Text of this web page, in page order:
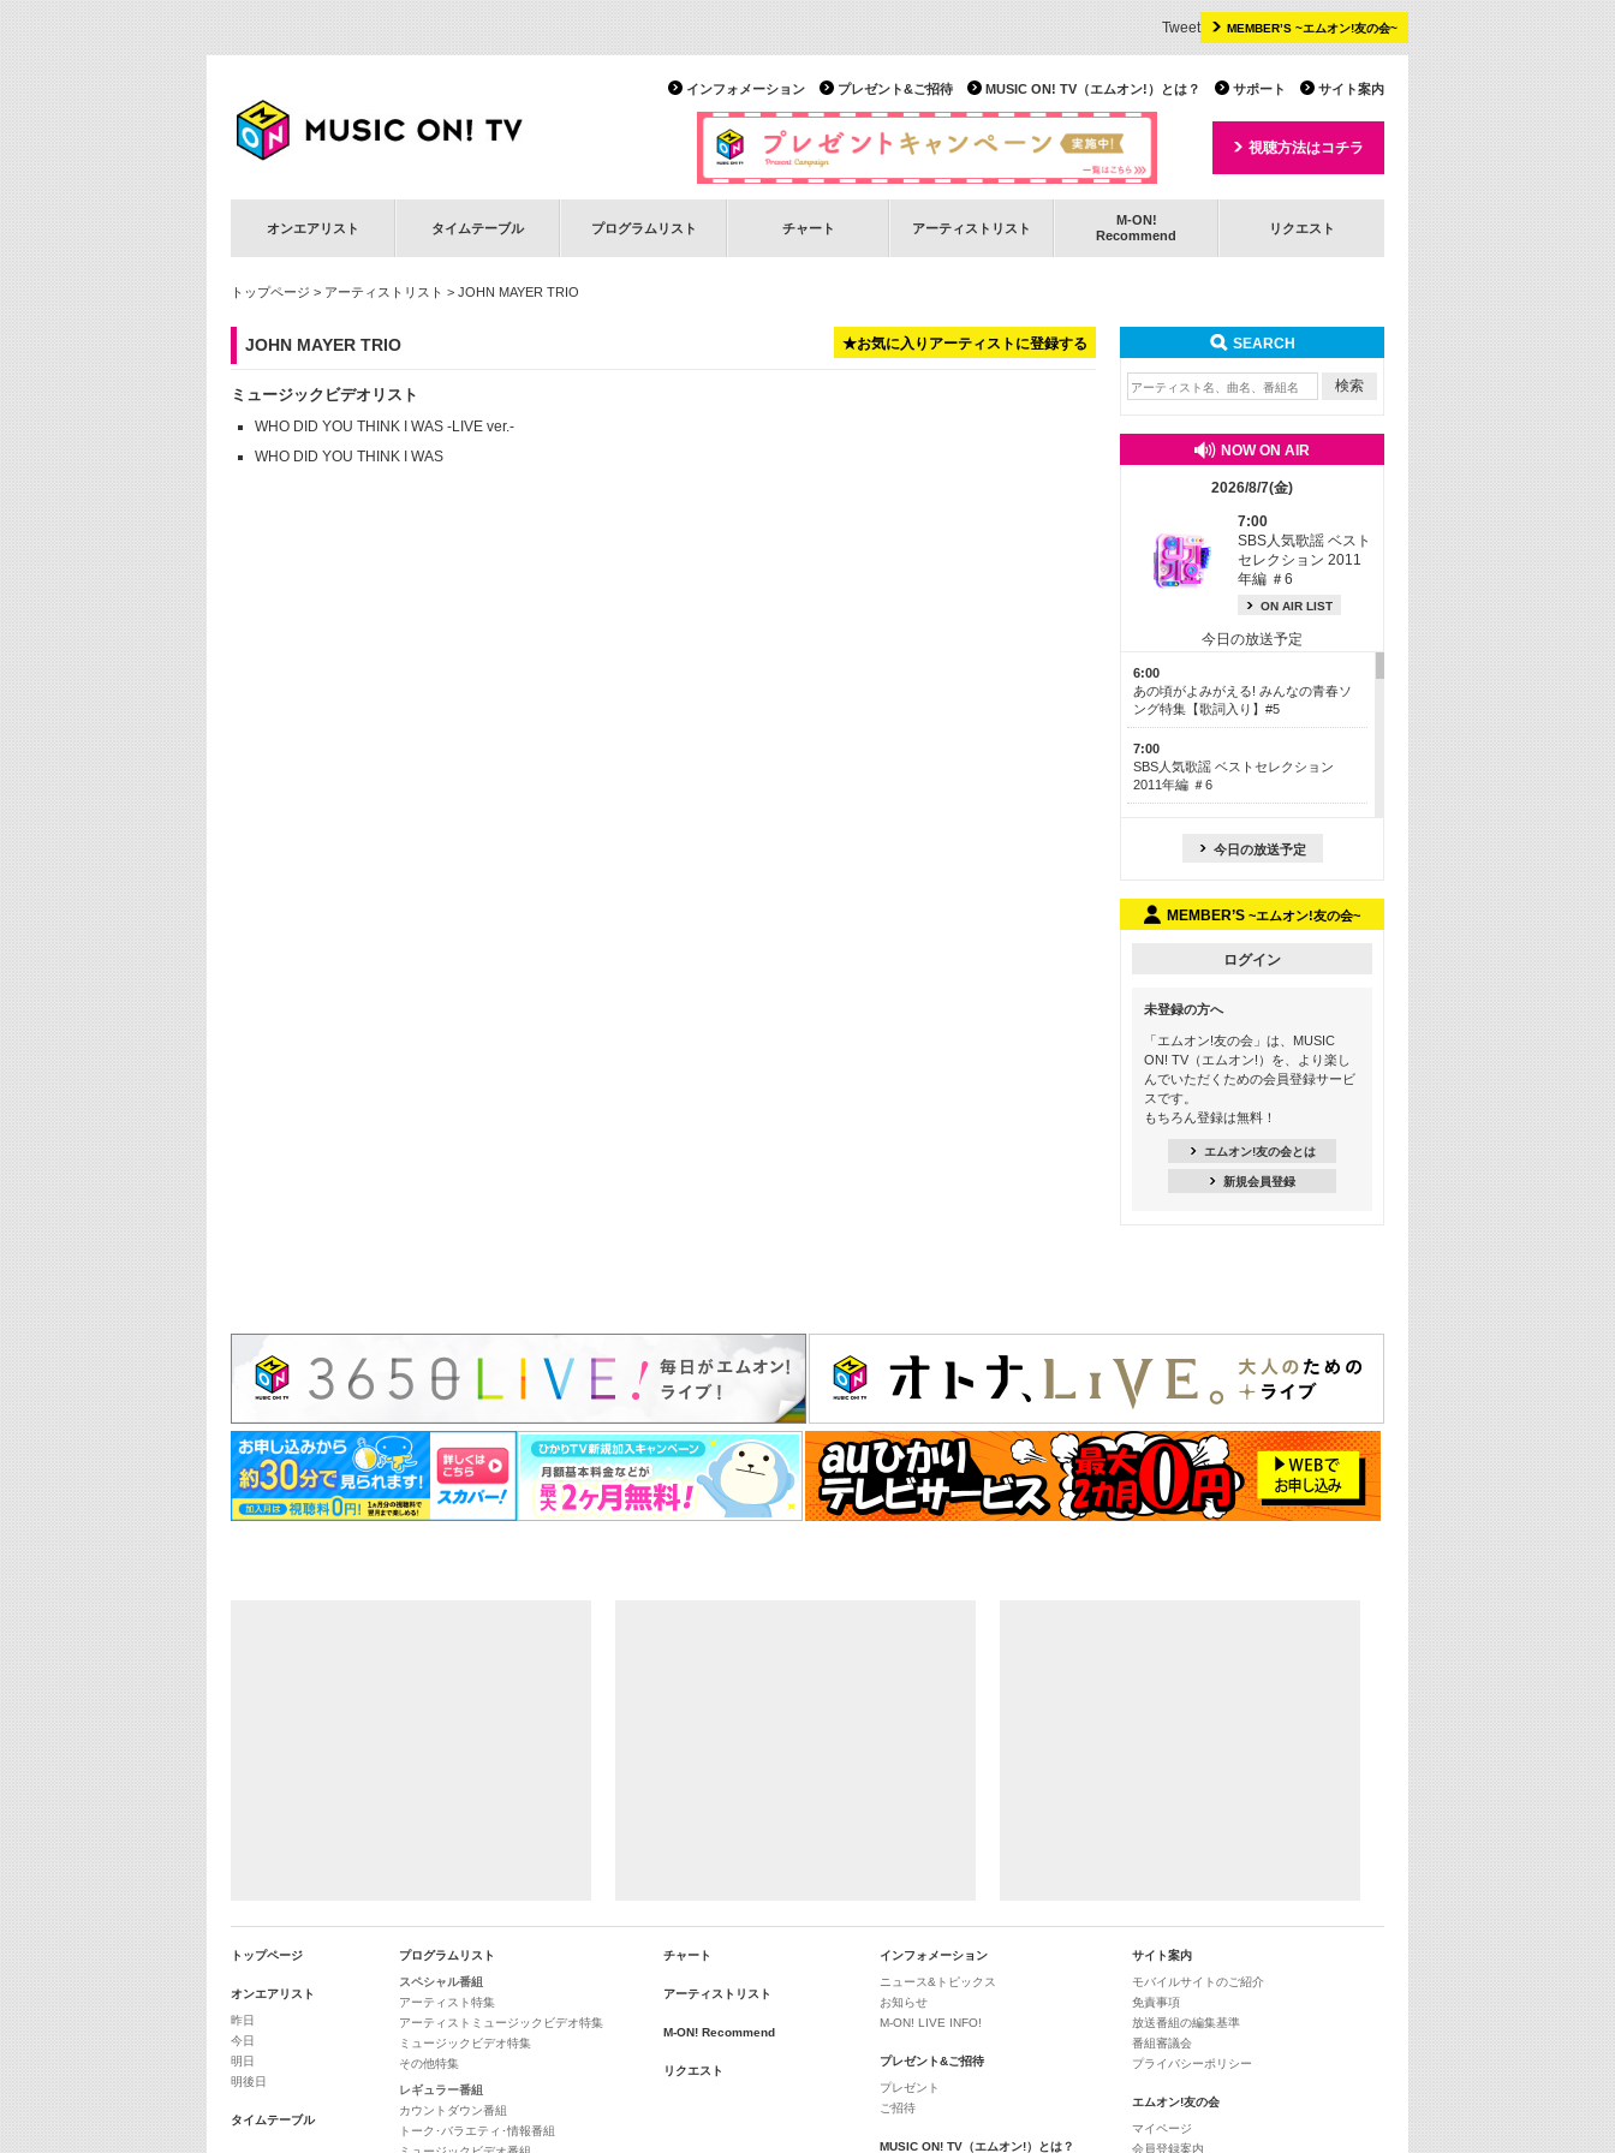
MEMBER’S ~エムオン!友の会~
Tweet
サイト案内
サポート
MUSIC ON! TV（エムオン!）とは？
プレゼント&ご招待
インフォメーション
視聴方法はコチラ
オンエアリスト タイムテーブル プログラムリスト チャート アーティストリスト
M-ON!
Recommend
リクエスト
トップページ > アーティストリスト > JOHN MAYER TRIO
★お気に入りアーティストに登録する
JOHN MAYER TRIO
ミュージックビデオリスト
WHO DID YOU THINK I WAS -LIVE ver.-
WHO DID YOU THINK I WAS
SEARCH
NOW ON AIR
2026/8/7(金)
7:00
SBS人気歌謡 ベスト
セレクション 2011
年編 ＃6
ON AIR LIST
今日の放送予定
6:00
あの頃がよみがえる! みんなの青春ソ
ング特集【歌詞入り】#5
7:00
SBS人気歌謡 ベストセレクション
2011年編 ＃6
今も昔も愛される鉄板カラオケメドレ
ー【歌詞入り】 一挙5時間！
13:30
Apple Music カウントダウン 20
16:30
あのころK-POPヒッツ! 2018→2021年
18:30
M-ON! Countdown K
23:00
SUPER EIGHT特集
24:00
25:00
エムオン! ヒッツ
26:00
今日の放送予定
MEMBER’S ~エムオン!友の会~
ログイン
未登録の方へ
「エムオン!友の会」は、MUSIC
ON! TV（エムオン!）を、より楽し
んでいただくための会員登録サービ
スです。
もちろん登録は無料！
エムオン!友の会とは
新規会員登録
トップページ
オンエアリスト
昨日
今日
明日
明後日
タイムテーブル
プログラムリスト
スペシャル番組
アーティスト特集
アーティストミュージックビデオ特集
ミュージックビデオ特集
その他特集
レギュラー番組
カウントダウン番組
トーク･バラエティ･情報番組
チャート
アーティストリスト
M-ON! Recommend
リクエスト
インフォメーション
ニュース&トピックス
お知らせ
M-ON! LIVE INFO!
プレゼント&ご招待
プレゼント
ご招待
MUSIC ON! TV（エムオン!）とは？
サイト案内
モバイルサイトのご紹介
免責事項
放送番組の編集基準
番組審議会
プライバシーポリシー
エムオン!友の会
マイページ
会員登録案内